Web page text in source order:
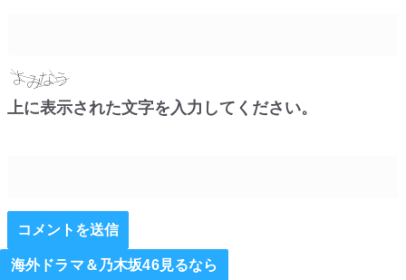
上に表示された文字を入力してください。
海外ドラマ＆乃木坂46見るなら